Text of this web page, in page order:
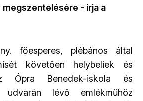
- írja a
főesperes, plébános által
követően helybeliek és
Ópra Benedek-iskola és
lévő emlékműhöz